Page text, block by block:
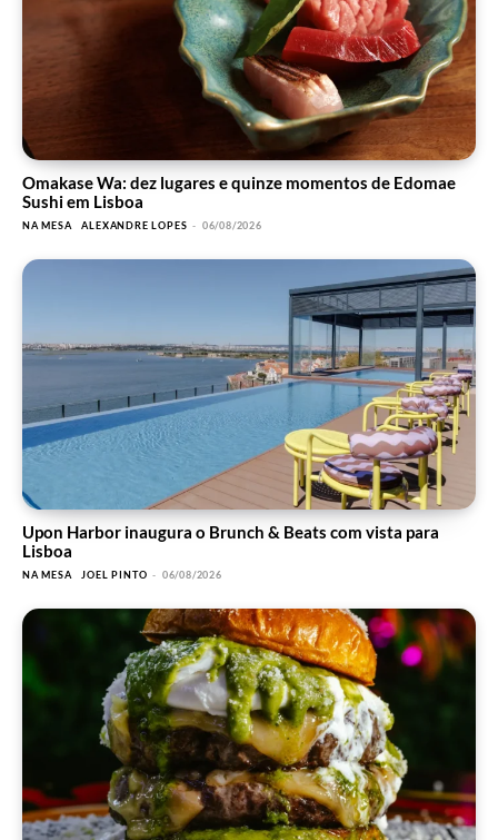
Omakase Wa: dez lugares e quinze momentos de Edomae
Sushi em Lisboa
NA MESA ALEXANDRE LOPES - 06/08/2026
Upon Harbor inaugura o Brunch & Beats com vista para
Lisboa
NA MESA JOEL PINTO - 06/08/2026